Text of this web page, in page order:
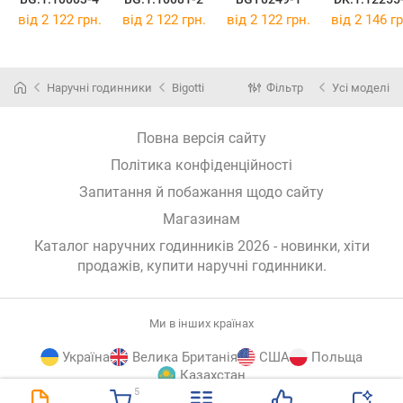
5
від 2 122 грн. від 2 122 грн. від 2 122 грн. від 2 146
Наручні годинники Bigotti Фільтр Усі моделі
Повна версія сайту
Політика конфіденційності
Запитання й побажання щодо сайту
Магазинам
Каталог наручних годинників 2026 - новинки, хіти
продажів, купити наручні годинники.
Ми в інших країнах
Україна Велика Британія США
Польща
Казахстан